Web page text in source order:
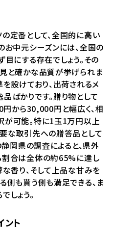
定番として、全国的に高い
お中元シーズンには、全国の
にする存在でしょう。その
と確かな品質が挙げられま
設けており、出荷されるメ
ばかりです。贈り物として
から30,000円と幅広く、相
可能。特に1玉1万円以上
な取引先への贈答品として
岡県の調査によると、県外
割合は全体の約65%に達し
な香り、そして上品な甘みを
側も貰う側も満足できる、ま
しょう。
ント